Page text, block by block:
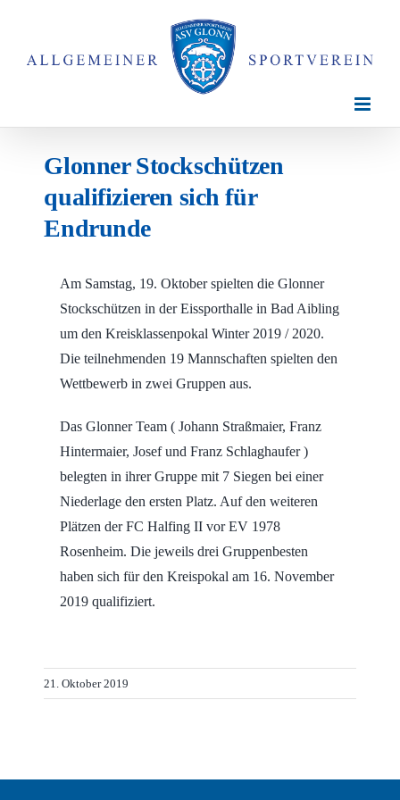
springen
Glonner Stockschützen
qualifizieren sich für
Endrunde
Am Samstag, 19. Oktober spielten die Glonner
Stockschützen in der Eissporthalle in Bad Aibling
um den Kreisklassenpokal Winter 2019 / 2020.
Die teilnehmenden 19 Mannschaften spielten den
Wettbewerb in zwei Gruppen aus.
Das Glonner Team ( Johann Straßmaier, Franz
Hintermaier, Josef und Franz Schlaghaufer )
belegten in ihrer Gruppe mit 7 Siegen bei einer
Niederlage den ersten Platz. Auf den weiteren
Plätzen der FC Halfing II vor EV 1978
Rosenheim. Die jeweils drei Gruppenbesten
haben sich für den Kreispokal am 16. November
2019 qualifiziert.
21. Oktober 2019